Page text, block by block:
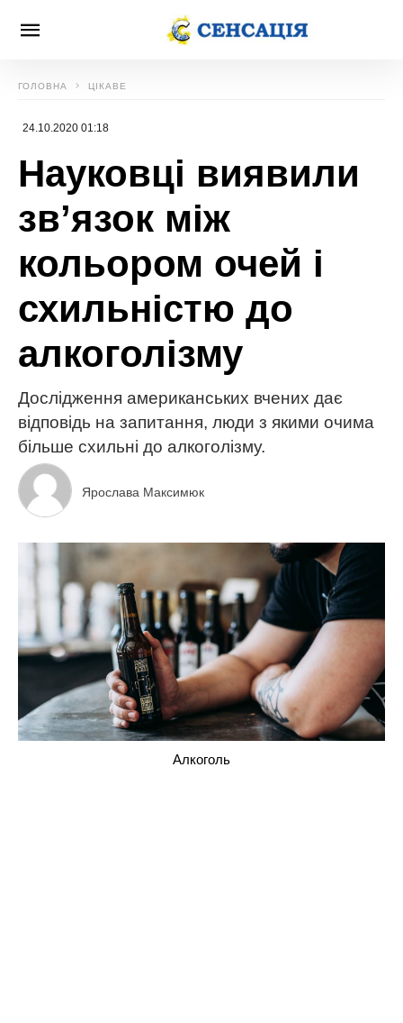
ГОЛОВНА ЦІКАВЕ
24.10.2020 01:18
Науковці виявили
зв’язок між
кольором очей і
схильністю до
алкоголізму
Дослідження американських вчених дає
відповідь на запитання, люди з якими очима
більше схильні до алкоголізму.
Ярослава Максимюк
Алкоголь